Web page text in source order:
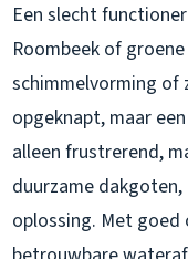
Een slecht
Roombeek of
schimmelvorming of
opgeknapt, maar
alleen frustrerend,
duurzame
oplossing. Met goed